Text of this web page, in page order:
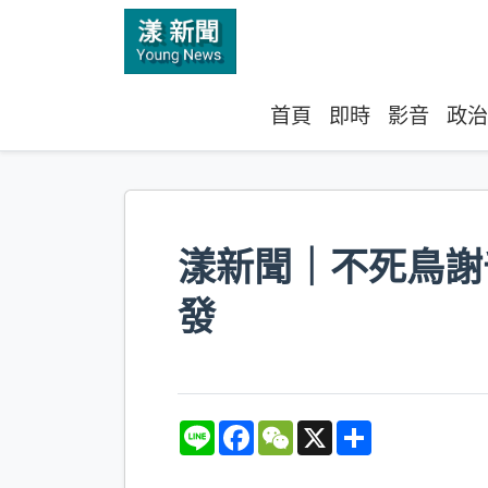
首頁 即時 影音 政治
漾新聞｜不死鳥
發
L
F
W
X